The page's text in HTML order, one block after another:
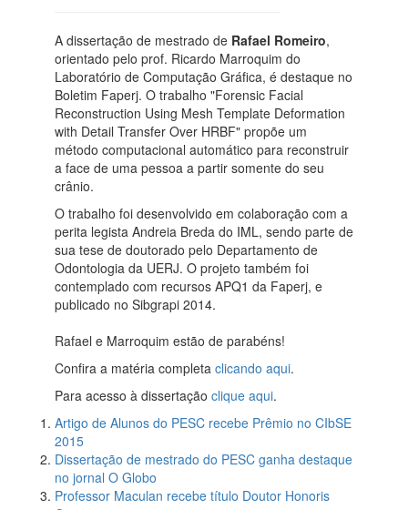
A dissertação de mestrado de Rafael Romeiro,
orientado pelo prof. Ricardo Marroquim do
Laboratório de Computação Gráfica, é destaque no
Boletim Faperj. O trabalho "Forensic Facial
Reconstruction Using Mesh Template Deformation
with Detail Transfer Over HRBF" propõe um
método computacional automático para reconstruir
a face de uma pessoa a partir somente do seu
crânio.
O trabalho foi desenvolvido em colaboração com a
perita legista Andreia Breda do IML, sendo parte de
sua tese de doutorado pelo Departamento de
Odontologia da UERJ. O projeto também foi
contemplado com recursos APQ1 da Faperj, e
publicado no Sibgrapi 2014.
Rafael e Marroquim estão de parabéns!
Confira a matéria completa clicando aqui.
Para acesso à dissertação clique aqui.
Artigo de Alunos do PESC recebe Prêmio no CIbSE
2015
Dissertação de mestrado do PESC ganha destaque
no jornal O Globo
Professor Maculan recebe título Doutor Honoris